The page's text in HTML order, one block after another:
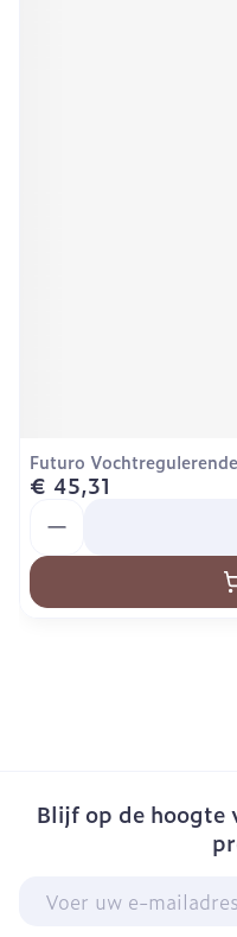
Futuro
€ 45,31
Blijf op de hoogte